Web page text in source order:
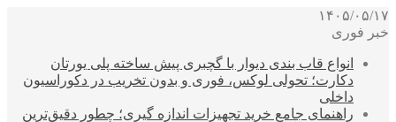
۱۴۰۵/۰۵/۱۷
خبر فوری
انواع قاب بندی دیوار با گچبری پیش ساخته پلی یورتان
دکارت؛ تحولی لوکس، فوری و بدون تخریب در دکوراسیون
داخلی
راهنمای جامع خرید تجهیزات اندازه گیری؛ چطور دقیق‌ترین